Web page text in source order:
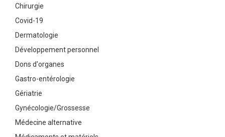
Chirurgie
Covid-19
Dermatologie
Développement personnel
Dons d'organes
Gastro-entérologie
Gériatrie
Gynécologie/Grossesse
Médecine alternative